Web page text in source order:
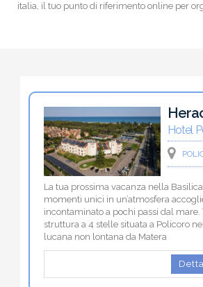
italia, il tuo punto di riferimento online per
Hotel
La tua prossima vacanza nella
momenti unici in un’atmosfera
incontaminato a pochi passi dal mare.
struttura a 4 stelle situata a Policoro
lucana non lontana da Matera